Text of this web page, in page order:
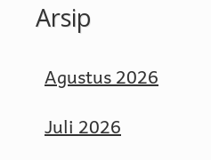
Arsip
Agustus 2026
Juli 2026